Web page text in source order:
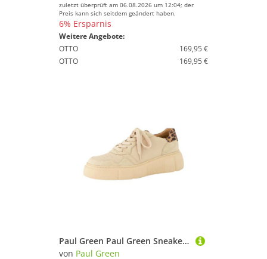
zuletzt überprüft am 06.08.2026 um 12:04; der
Preis kann sich seitdem geändert haben.
6% Ersparnis
Weitere Angebote:
OTTO
169,95 €
OTTO
169,95 €
Paul Green Paul Green Sneaker Leder Sneaker
von Paul Green